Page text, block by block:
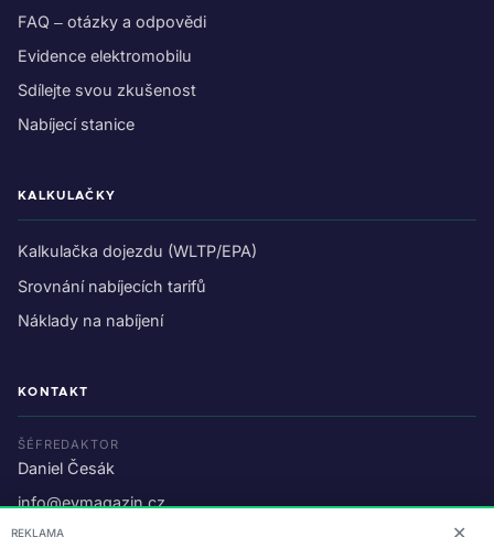
FAQ – otázky a odpovědi
Evidence elektromobilu
Sdílejte svou zkušenost
Nabíjecí stanice
KALKULAČKY
Kalkulačka dojezdu (WLTP/EPA)
Srovnání nabíjecích tarifů
Náklady na nabíjení
KONTAKT
ŠÉFREDAKTOR
Daniel Česák
info@evmagazin.cz
REKLAMA ✕